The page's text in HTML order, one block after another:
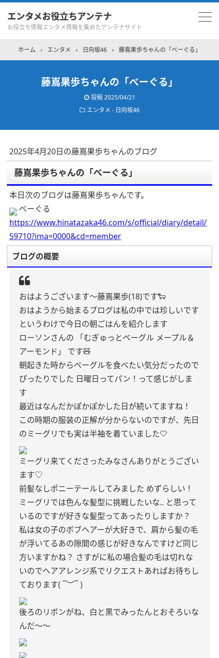
エンタメお役立ちアンテナ
お役立ち情報エンタメ情報を集めたアンテナサイト
ホーム › エンタメ › 日向坂46 › 藤嶌果歩ちゃんの「べーぐる」
藤嶌果歩ちゃんの「べーぐる」
投稿2025/04/21
エンタメ - 日向坂46
2025年4月20日の藤嶌果歩ちゃんのブログ
藤嶌果歩ちゃんの「べーぐる」
本日次のブログは藤嶌果歩ちゃんです。
べーぐる
https://www.hinatazaka46.com/s/official/diary/detail/
59710?ima=0000&cd=member
ブログの概要
おはようございます〜藤嶌果歩(18)です🐑
おはようから始まるブログは私の中では珍しいです
というわけで今日の朝ごはんを紹介します
ローソンさんの
「むぎゅっとベーグル メープル＆
アーモンド」
です🧸
朝起きた時からベーグルを食べたい気分だったので
ぴったりでした 日曜日ってパン！って感じがしま
す
最近はなんだかぽかぽかした日が続いてますね！
この時期の服装の正解が分からないのですが、先日
のミーグリでも実は半袖を着ていました🤍
ミーグリ来てくださったみなさんありがとうござい
ます♡
前髪なしポニーテールしてみました めずらしい！
ミーグリでは色んな髪型に挑戦したいな.. と思って
いるのですが好きな髪型ってあったりしますか？
私は女の子のボブヘアーが大好きで、肩から髪の毛
が浮いてるあの隙間の感じが好きなんですけど同じ
方いますかね？ さすがに私の場合髪の毛は切れな
いのでヘアアレンジ系でリクエストあればお待ちし
ております( ¯︶¯ )
後ろのリボンがね、白と黒でみったんとおそろいな
んだ〜〜